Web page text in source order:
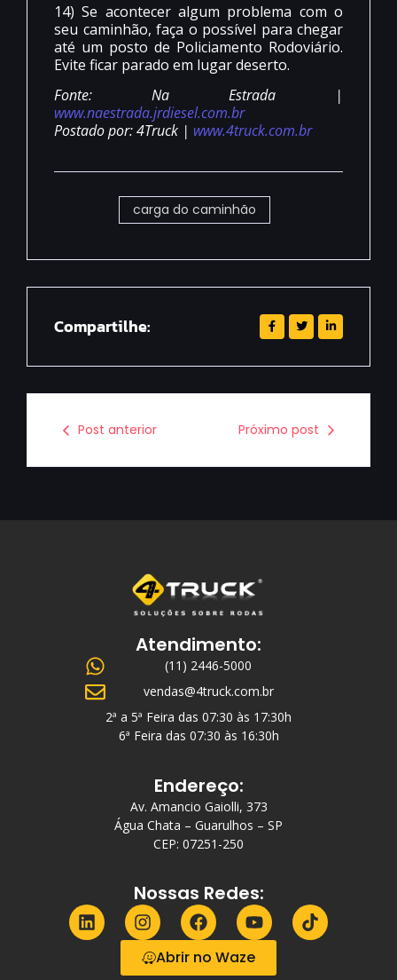
14) Se acontecer algum problema com o
seu caminhão, faça o possível para chegar
até um posto de Policiamento Rodoviário.
Evite ficar parado em lugar deserto.
Fonte: Na Estrada |
www.naestrada.jrdiesel.com.br
Postado por: 4Truck | www.4truck.com.br
carga do caminhão
Compartilhe:
Post anterior Próximo post
Atendimento:
(11) 2446-5000
vendas@4truck.com.br
2ª a 5ª Feira das 07:30 às 17:30h
6ª Feira das 07:30 às 16:30h
Endereço:
Av. Amancio Gaiolli, 373
Água Chata – Guarulhos – SP
CEP: 07251-250
Nossas Redes:
Abrir no Waze